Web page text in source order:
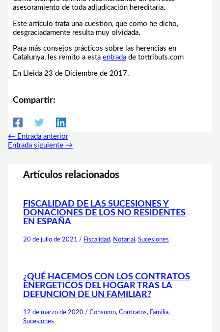
asesoramiento de toda adjudicación hereditaria.
Este artículo trata una cuestión, que como he dicho,
desgraciadamente resulta muy olvidada.
Para más consejos prácticos sobre las herencias en
Catalunya, les remito a esta entradade tottributs.com
En Lleida 23 de Diciembre de 2017.
Compartir:
← Entrada anterior
Entrada siguiente →
Artículos relacionados
FISCALIDAD DE LAS SUCESIONES Y
DONACIONES DE LOS NO RESIDENTES
EN ESPAÑA
20 de julio de 2021 / Fiscalidad, Notarial,Sucesiones
¿QUÉ HACEMOS CON LOS CONTRATOS
ENERGETICOS DEL HOGAR TRAS LA
DEFUNCION DE UN FAMILIAR?
12 de marzo de 2020 /Consumo,Contratos, Familia,
Sucesiones